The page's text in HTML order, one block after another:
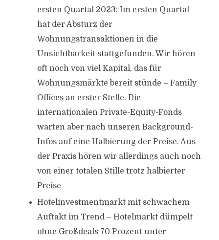
ersten Quartal 2023: Im ersten Quartal
hat der Absturz der
Wohnungstransaktionen in die
Unsichtbarkeit stattgefunden. Wir hören
oft noch von viel Kapital, das für
Wohnungsmärkte bereit stünde – Family
Offices an erster Stelle. Die
internationalen Private-Equity-Fonds
warten aber nach unseren Background-
Infos auf eine Halbierung der Preise. Aus
der Praxis hören wir allerdings auch noch
von einer totalen Stille trotz halbierter
Preise
Hotelinvestmentmarkt mit schwachem
Auftakt im Trend – Hotelmarkt dümpelt
ohne Großdeals 70 Prozent unter